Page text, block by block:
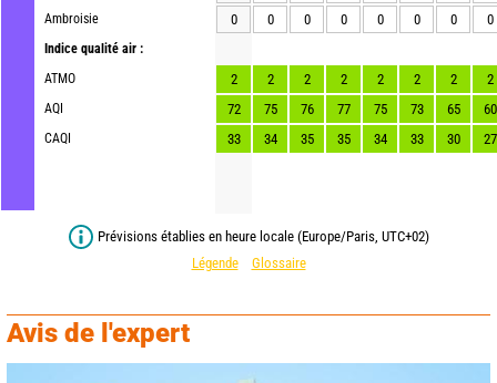
Ambroisie
Indice qualité air :
ATMO
AQI
CAQI
0
0 0 0 0 0 0 0
2 2 2 2 2 2 2
2
72
75 76 77 75 73 65
60
33
34 35 35 34 33 30 27
Prévisions établies en heure locale (Europe/Paris, UTC+02)
Légende
Glossaire
Avis de l'expert